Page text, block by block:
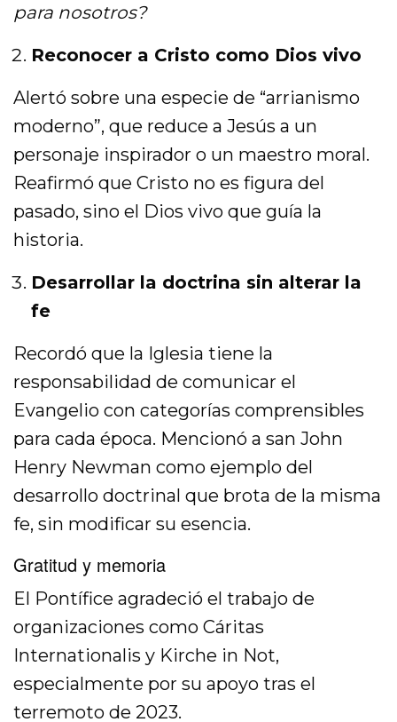
para nosotros?
Reconocer a Cristo como Dios vivo
Alertó sobre una especie de “arrianismo
moderno”, que reduce a Jesús a un
personaje inspirador o un maestro moral.
Reafirmó que Cristo no es figura del
pasado, sino el Dios vivo que guía la
historia.
Desarrollar la doctrina sin alterar la
fe
Recordó que la Iglesia tiene la
responsabilidad de comunicar el
Evangelio con categorías comprensibles
para cada época. Mencionó a san John
Henry Newman como ejemplo del
desarrollo doctrinal que brota de la misma
fe, sin modificar su esencia.
Gratitud y memoria
El Pontífice agradeció el trabajo de
organizaciones como Cáritas
Internationalis y Kirche in Not,
especialmente por su apoyo tras el
terremoto de 2023.